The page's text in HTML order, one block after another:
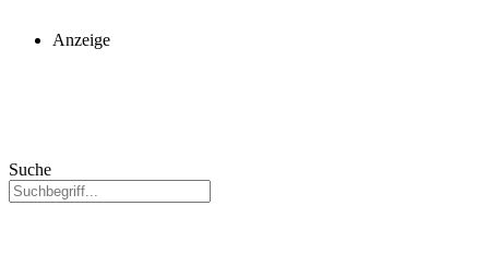
Anzeige
Suche